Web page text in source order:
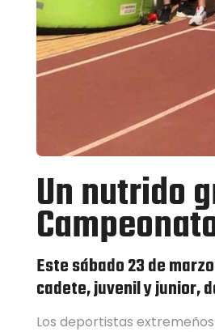
Un nutrido
Este sábado 23 de
cadete, juvenil y junior,
Los deportistas